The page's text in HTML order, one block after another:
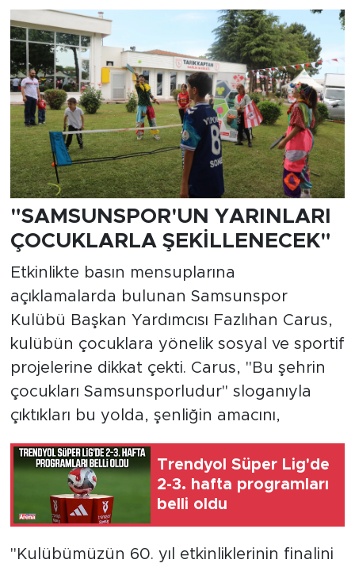
"SAMSUNSPOR'UN YARINLARI
ÇOCUKLARLA ŞEKİLLENECEK"
Etkinlikte basın mensuplarına
açıklamalarda bulunan Samsunspor
Kulübü Başkan Yardımcısı Fazlıhan Carus,
kulübün çocuklara yönelik sosyal ve sportif
projelerine dikkat çekti. Carus, "Bu şehrin
çocukları Samsunsporludur" sloganıyla
çıktıkları bu yolda, şenliğin amacını,
Trendyol Süper Lig'de
2-3. hafta programları
belli oldu
"Kulübümüzün 60. yıl etkinliklerinin finalini